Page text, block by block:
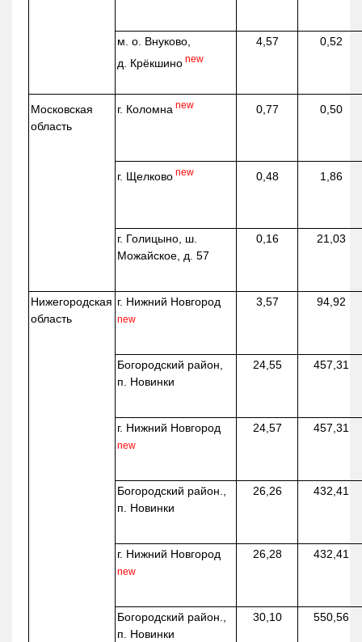
м. о. Внуково,
д. Крёкшино new
4,57 0,52
Московская
область
г. Коломна new 0,77 0,50
г. Щелково new 0,48 1,86
г. Голицыно, ш.
Можайское, д. 57
0,16 21,03
Нижегородская
область
г. Нижний Новгород
new
3,57 94,92
Богородский район,
п. Новинки
24,55 457,31
г. Нижний Новгород
new
24,57 457,31
Богородский район.,
п. Новинки
26,26 432,41
г. Нижний Новгород
new
26,28 432,41
Богородский район.,
п. Новинки
30,10 550,56